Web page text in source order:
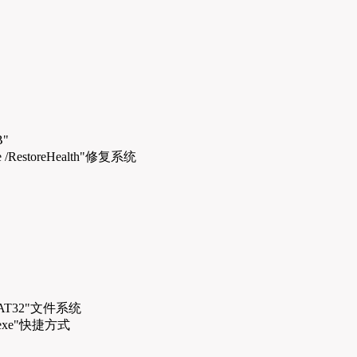
RestoreHealth"修复系统
文件系统
快捷方式